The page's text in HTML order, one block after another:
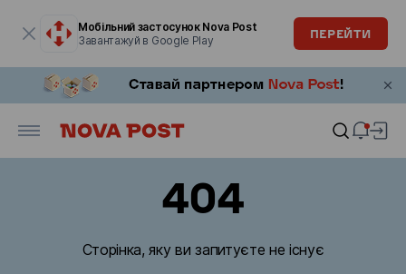
Мобільний застосунок Nova Post
Завантажуй в Google Play
ПЕРЕЙТИ
404
Сторінка, яку ви запитуєте не існує